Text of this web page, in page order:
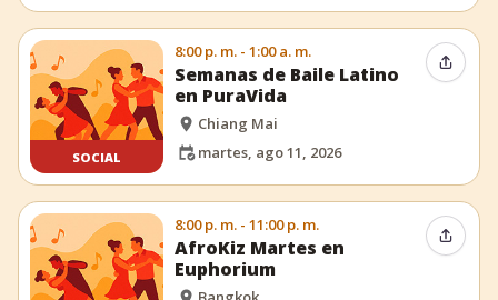
SOCIAL
8:00 p. m. - 1:00 a. m.
Semanas de Baile Latino
en PuraVida
Chiang Mai
martes, ago 11, 2026
8:00 p. m. - 11:00 p. m.
AfroKiz Martes en
Euphorium